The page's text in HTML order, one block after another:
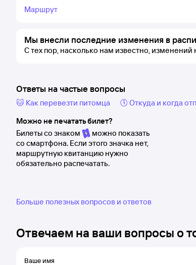
Маршрут
Мы внесли последние изменения в
С тех пор, насколько нам известно, изменений
Ответы на частые вопросы
🐱 Как перевезти питомца 🕔 Откуда и когда
Можно не печатать билет?
Билеты со знаком
можно показать
со смартфона. Если этого значка нет,
маршрутную квитанцию нужно
обязательно распечатать.
Больше полезных вопросов и ответов
Отвечаем на ваши вопросы о
Ваше имя